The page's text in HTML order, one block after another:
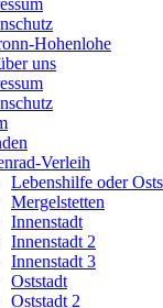
Hohenlohe
uns
Verleih
Lebenshilfe oder
Mergelstetten
Innenstadt
Innenstadt 2
Innenstadt 3
Oststadt
Oststadt 2